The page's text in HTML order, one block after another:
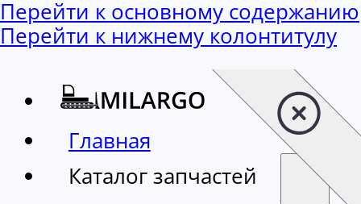
Перейти к основному содержанию
Перейти к нижнему колонтитулу
Главная
Каталог запчастей